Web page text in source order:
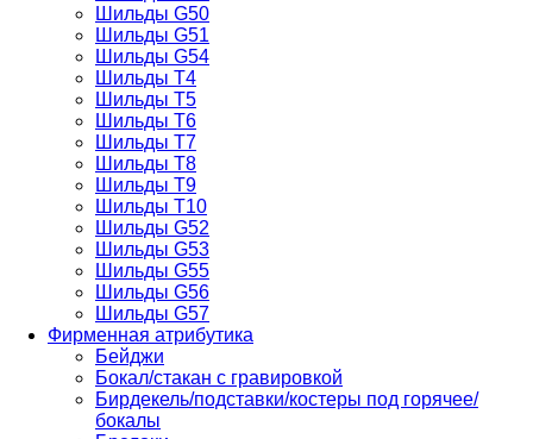
Шильды G50
Шильды G51
Шильды G54
Шильды T4
Шильды T5
Шильды T6
Шильды T7
Шильды Т8
Шильды Т9
Шильды T10
Шильды G52
Шильды G53
Шильды G55
Шильды G56
Шильды G57
Фирменная атрибутика
Бейджи
Бокал/стакан с гравировкой
Бирдекель/подставки/костеры под горячее/
бокалы